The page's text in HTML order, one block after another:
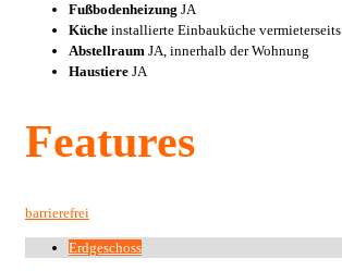
Fußbodenheizung JA
Küche installierte Einbauküche vermieterseits
Abstellraum JA, innerhalb der Wohnung
Haustiere JA
Features
barrierefrei
Erdgeschoss